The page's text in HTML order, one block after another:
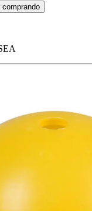
comprando